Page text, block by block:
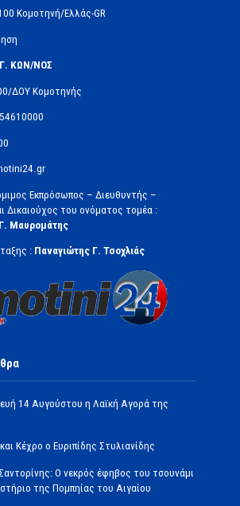
Ελλάς-GR
ΚΩΝ/ΝΟΣ
ΔOΥ Κομοτηνής
Εκπρόσωπος – Διευθυντής –
Δικαιούχος του ονόματος τομέα :
Μαυρομάτης
: Παναγιώτης Γ. Τσοχλιάς
14 Αυγούστου η Λαϊκή Αγορά της
Κέχρο ο Ευριπίδης Στυλιανίδης
Ο νεκρός έφηβος του τσουνάμι
της Πομπηίας του Αιγαίου